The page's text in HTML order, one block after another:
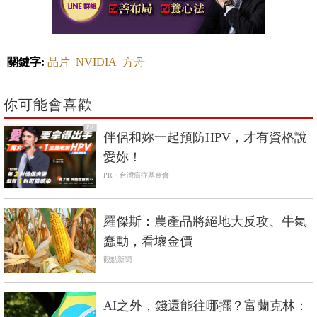
關鍵字: 晶片 NVIDIA 方舟
你可能會喜歡
PR
伴侶和妳一起預防HPV，才有資格說
愛妳！
PR・台灣癌症基金會
羅傑斯：農產品將絕地大反攻、牛氣
蠢動，看壞金價
觀點新聞
AI之外，錢還能往哪擺？富蘭克林：